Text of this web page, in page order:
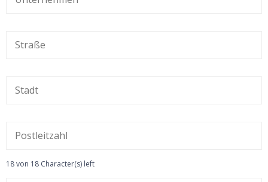
18 von 18 Character(s) left